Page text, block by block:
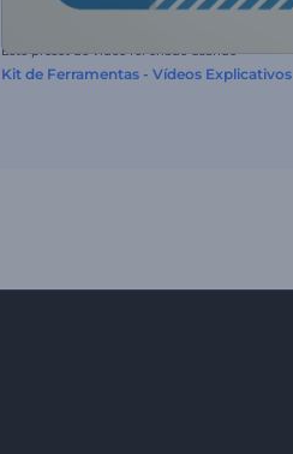
Este preset de vídeo foi criado usando
Kit de Ferramentas - Vídeos Explicativos